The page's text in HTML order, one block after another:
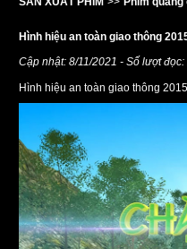
Hình hiệu an toàn giao thông
Cập nhật: 8/11/2021 - Số lượt
Hình hiệu an toàn giao thông 2015